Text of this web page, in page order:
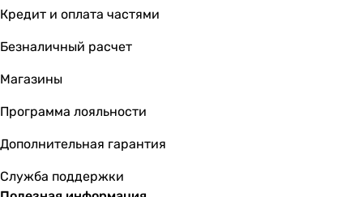
250 Вт
250 Вт
250 Вт
250 Вт
Производство
-
Кредит и оплата частями
Безналичный расчет
Магазины
Программа лояльности
Дополнительная гарантия
Служба поддержки